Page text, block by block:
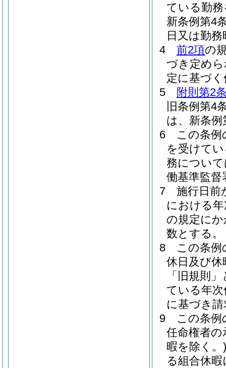
ている勤
新条例第4
日又は勤
4
前2項の
づき定め
定に基づ
5
附則第2
旧条例第4
は、新条
6
この条例
を受けて
務につい
働基準監
7
施行日前
における
の規定に
数とする。
8
この条例
休日及び
「旧規則
ている年
に基づき
9
この条例
任命権者
暇を除く。)
る組合休